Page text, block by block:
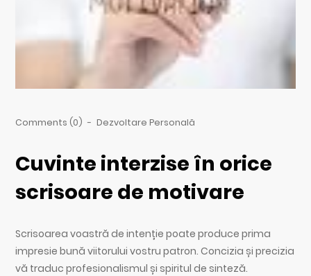
Comments (0) - Dezvoltare Personală
Cuvinte interzise în orice
scrisoare de motivare
Scrisoarea voastră de intenție poate produce prima
impresie bună viitorului vostru patron. Concizia și precizia
vă traduc profesionalismul și spiritul de sinteză.